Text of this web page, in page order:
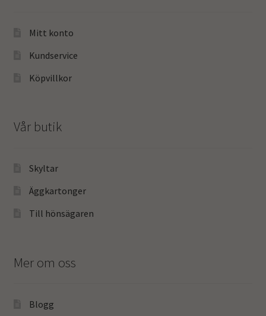
Mitt konto
Kundservice
Köpvillkor
Vår butik
Skyltar
Äggkartonger
Till hönsägaren
Mer om oss
Blogg